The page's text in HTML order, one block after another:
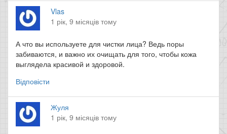
Vlas
1 рік, 9 місяців тому
А что вы используете для чистки лица? Ведь поры
забиваются, и важно их очищать для того, чтобы кожа
выглядела красивой и здоровой.
Відповісти
Жуля
1 рік, 9 місяців тому